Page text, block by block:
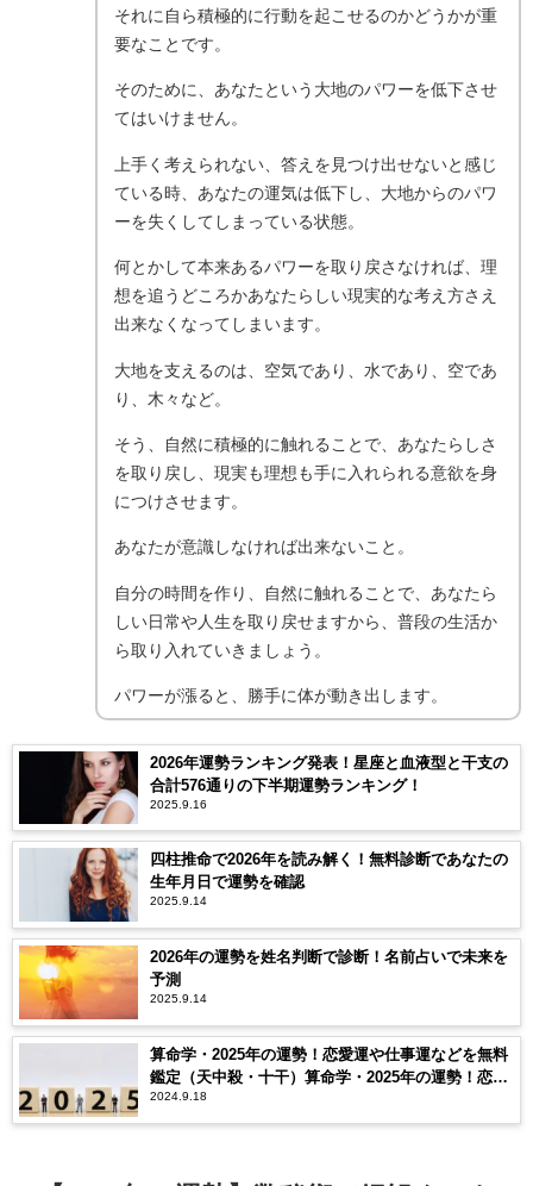
それに自ら積極的に行動を起こせるのかどうかが重
要なことです。
そのために、あなたという大地のパワーを低下させ
てはいけません。
上手く考えられない、答えを見つけ出せないと感じ
ている時、あなたの運気は低下し、大地からのパワ
ーを失くしてしまっている状態。
何とかして本来あるパワーを取り戻さなければ、理
想を追うどころかあなたらしい現実的な考え方さえ
出来なくなってしまいます。
大地を支えるのは、空気であり、水であり、空であ
り、木々など。
そう、自然に積極的に触れることで、あなたらしさ
を取り戻し、現実も理想も手に入れられる意欲を身
につけさせます。
あなたが意識しなければ出来ないこと。
自分の時間を作り、自然に触れることで、あなたら
しい日常や人生を取り戻せますから、普段の生活か
ら取り入れていきましょう。
パワーが漲ると、勝手に体が動き出します。
2026年運勢ランキング発表！星座と血液型と干支の
合計576通りの下半期運勢ランキング！
2025.9.16
四柱推命で2026年を読み解く！無料診断であなたの
生年月日で運勢を確認
2025.9.14
2026年の運勢を姓名判断で診断！名前占いで未来を
予測
2025.9.14
算命学・2025年の運勢！恋愛運や仕事運などを無料
鑑定（天中殺・十干）算命学・2025年の運勢！恋愛
運や仕事運などを無料鑑定（天中殺・十干）
2024.9.18